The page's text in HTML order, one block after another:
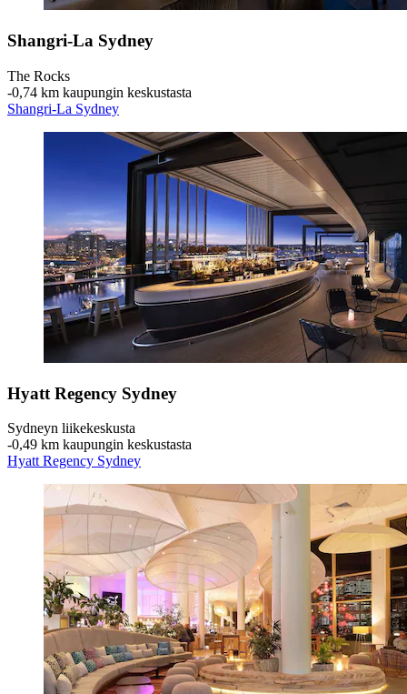
Shangri-La Sydney
The Rocks
‐0,74 km kaupungin keskustasta
Shangri-La Sydney
Hyatt Regency Sydney
Sydneyn liikekeskusta
‐0,49 km kaupungin keskustasta
Hyatt Regency Sydney